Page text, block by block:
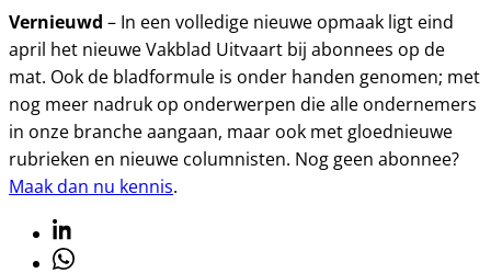
Vernieuwd – In een volledige nieuwe opmaak ligt eind
april het nieuwe Vakblad Uitvaart bij abonnees op de
mat. Ook de bladformule is onder handen genomen; met
nog meer nadruk op onderwerpen die alle ondernemers
in onze branche aangaan, maar ook met gloednieuwe
rubrieken en nieuwe columnisten. Nog geen abonnee?
Maak dan nu kennis.
Linkedin
Whatsapp